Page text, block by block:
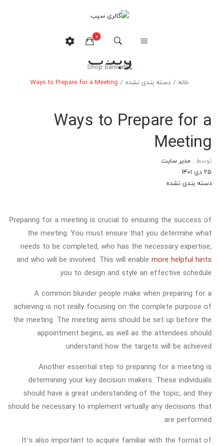
0
هیچ محصولی در سبدخرید نیست.
وبلاگ
خانه / دسته بندی نشده /
Ways to Prepare for a Meeting
Ways to Prepare for a
Meeting
توسط : مدیر سایت
۲۵ دی ۱۴۰۱
دسته بندی نشده
Preparing for a meeting is crucial to ensuring the success of
the meeting. You must ensure that you determine what
needs to be completed, who has the necessary expertise,
and who will be involved. This will enable more helpful hints
you to design and style an effective schedule.
A common blunder people make when preparing for a
achieving is not really focusing on the complete purpose of
the meeting. The meeting aims should be set up before the
appointment begins, as well as the attendees should
understand how the targets will be achieved.
Another essential step to preparing for a meeting is
determining your key decision makers. These individuals
should have a great understanding of the topic, and they
should be necessary to implement virtually any decisions that
are performed.
It’s also important to acquire familiar with the format of